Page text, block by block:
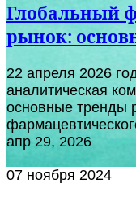
Глобальный
рынок:
22 апреля 2026
аналитическая
основные тренды
апр 29, 2026
07 ноября 2024